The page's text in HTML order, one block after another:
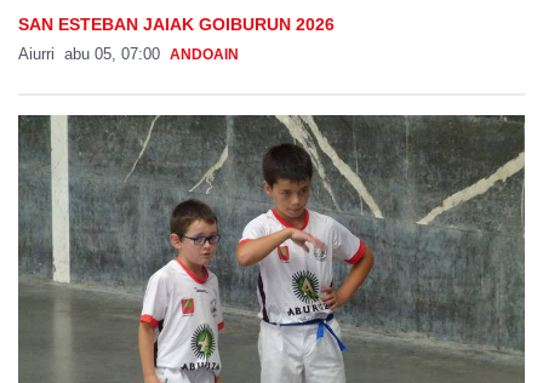
SAN ESTEBAN JAIAK GOIBURUN 2026
Aiurri abu 05, 07:00 ANDOAIN